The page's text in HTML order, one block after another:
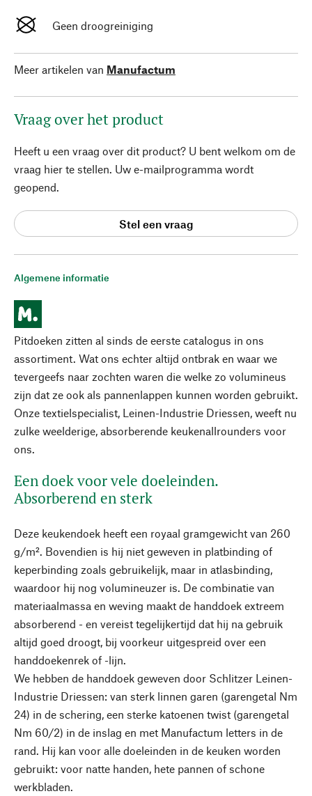
Algemene informatie
Pitdoeken zitten al sinds de eerste catalogus in ons
assortiment. Wat ons echter altijd ontbrak en waar we
tevergeefs naar zochten waren die welke zo volumineus
zijn dat ze ook als pannenlappen kunnen worden gebruikt.
Onze textielspecialist, Leinen-Industrie Driessen, weeft nu
zulke weelderige, absorberende keukenallrounders voor
ons.
Een doek voor vele doeleinden.
Absorberend en sterk
Deze keukendoek heeft een royaal gramgewicht van 260
g/m². Bovendien is hij niet geweven in platbinding of
keperbinding zoals gebruikelijk, maar in atlasbinding,
waardoor hij nog volumineuzer is. De combinatie van
materiaalmassa en weving maakt de handdoek extreem
absorberend - en vereist tegelijkertijd dat hij na gebruik
altijd goed droogt, bij voorkeur uitgespreid over een
handdoekenrek of -lijn.
We hebben de handdoek geweven door Schlitzer Leinen-
Industrie Driessen: van sterk linnen garen (garengetal Nm
24) in de schering, een sterke katoenen twist (garengetal
Nm 60/2) in de inslag en met Manufactum letters in de
rand. Hij kan voor alle doeleinden in de keuken worden
gebruikt: voor natte handen, hete pannen of schone
werkbladen.
Geen droogreiniging
Meer artikelen van Manufactum
Vraag over het product
Heeft u een vraag over dit product? U bent welkom om de
vraag hier te stellen. Uw e-mailprogramma wordt
geopend.
Stel een vraag